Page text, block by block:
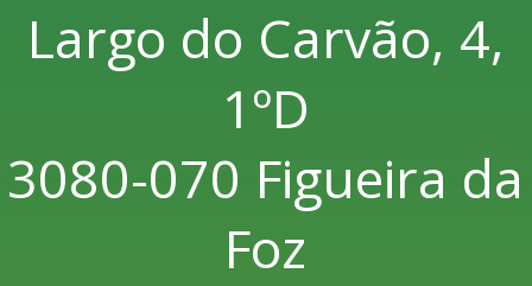
Largo do Carvão, 4,
1ºD
3080-070 Figueira da
Foz